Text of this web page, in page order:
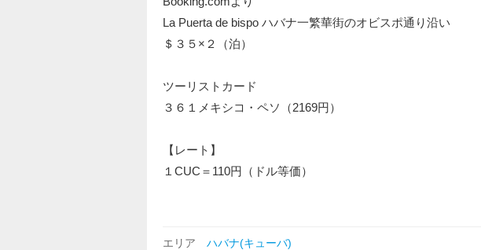
La Puerta de bispo ハバナ一繁華街のオビスポ通り沿い
＄３５×２（泊）
ツーリストカード
３６１メキシコ・ペソ（2169円）
【レート】
１CUC＝110円（ドル等価）
エリア ハバナ(キューバ)